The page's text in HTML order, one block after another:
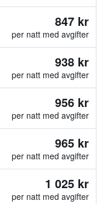
847 kr
per natt med avgifter
938 kr
per natt med avgifter
956 kr
per natt med avgifter
965 kr
per natt med avgifter
1 025 kr
per natt med avgifter